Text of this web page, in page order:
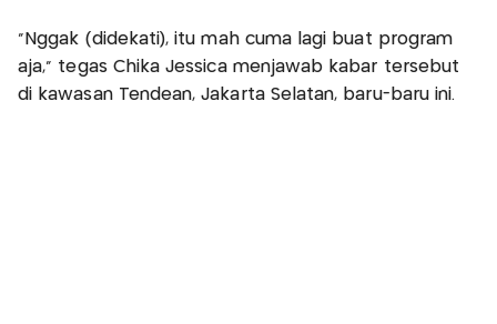
"Nggak (didekati), itu mah cuma lagi buat program
aja," tegas Chika Jessica menjawab kabar tersebut
di kawasan Tendean, Jakarta Selatan, baru-baru ini.